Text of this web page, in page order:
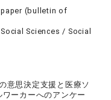
paper (bulletin of
Sciences / Social
意思決定支援と医療ソ
ーカーへのアンケー